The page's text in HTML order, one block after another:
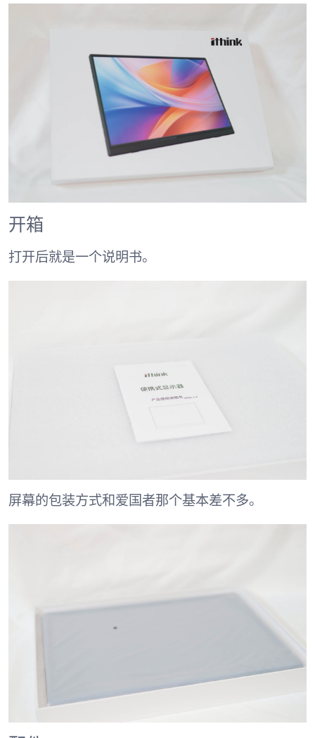
开箱
打开后就是一个说明书。
屏幕的包装方式和爱国者那个基本差不多。